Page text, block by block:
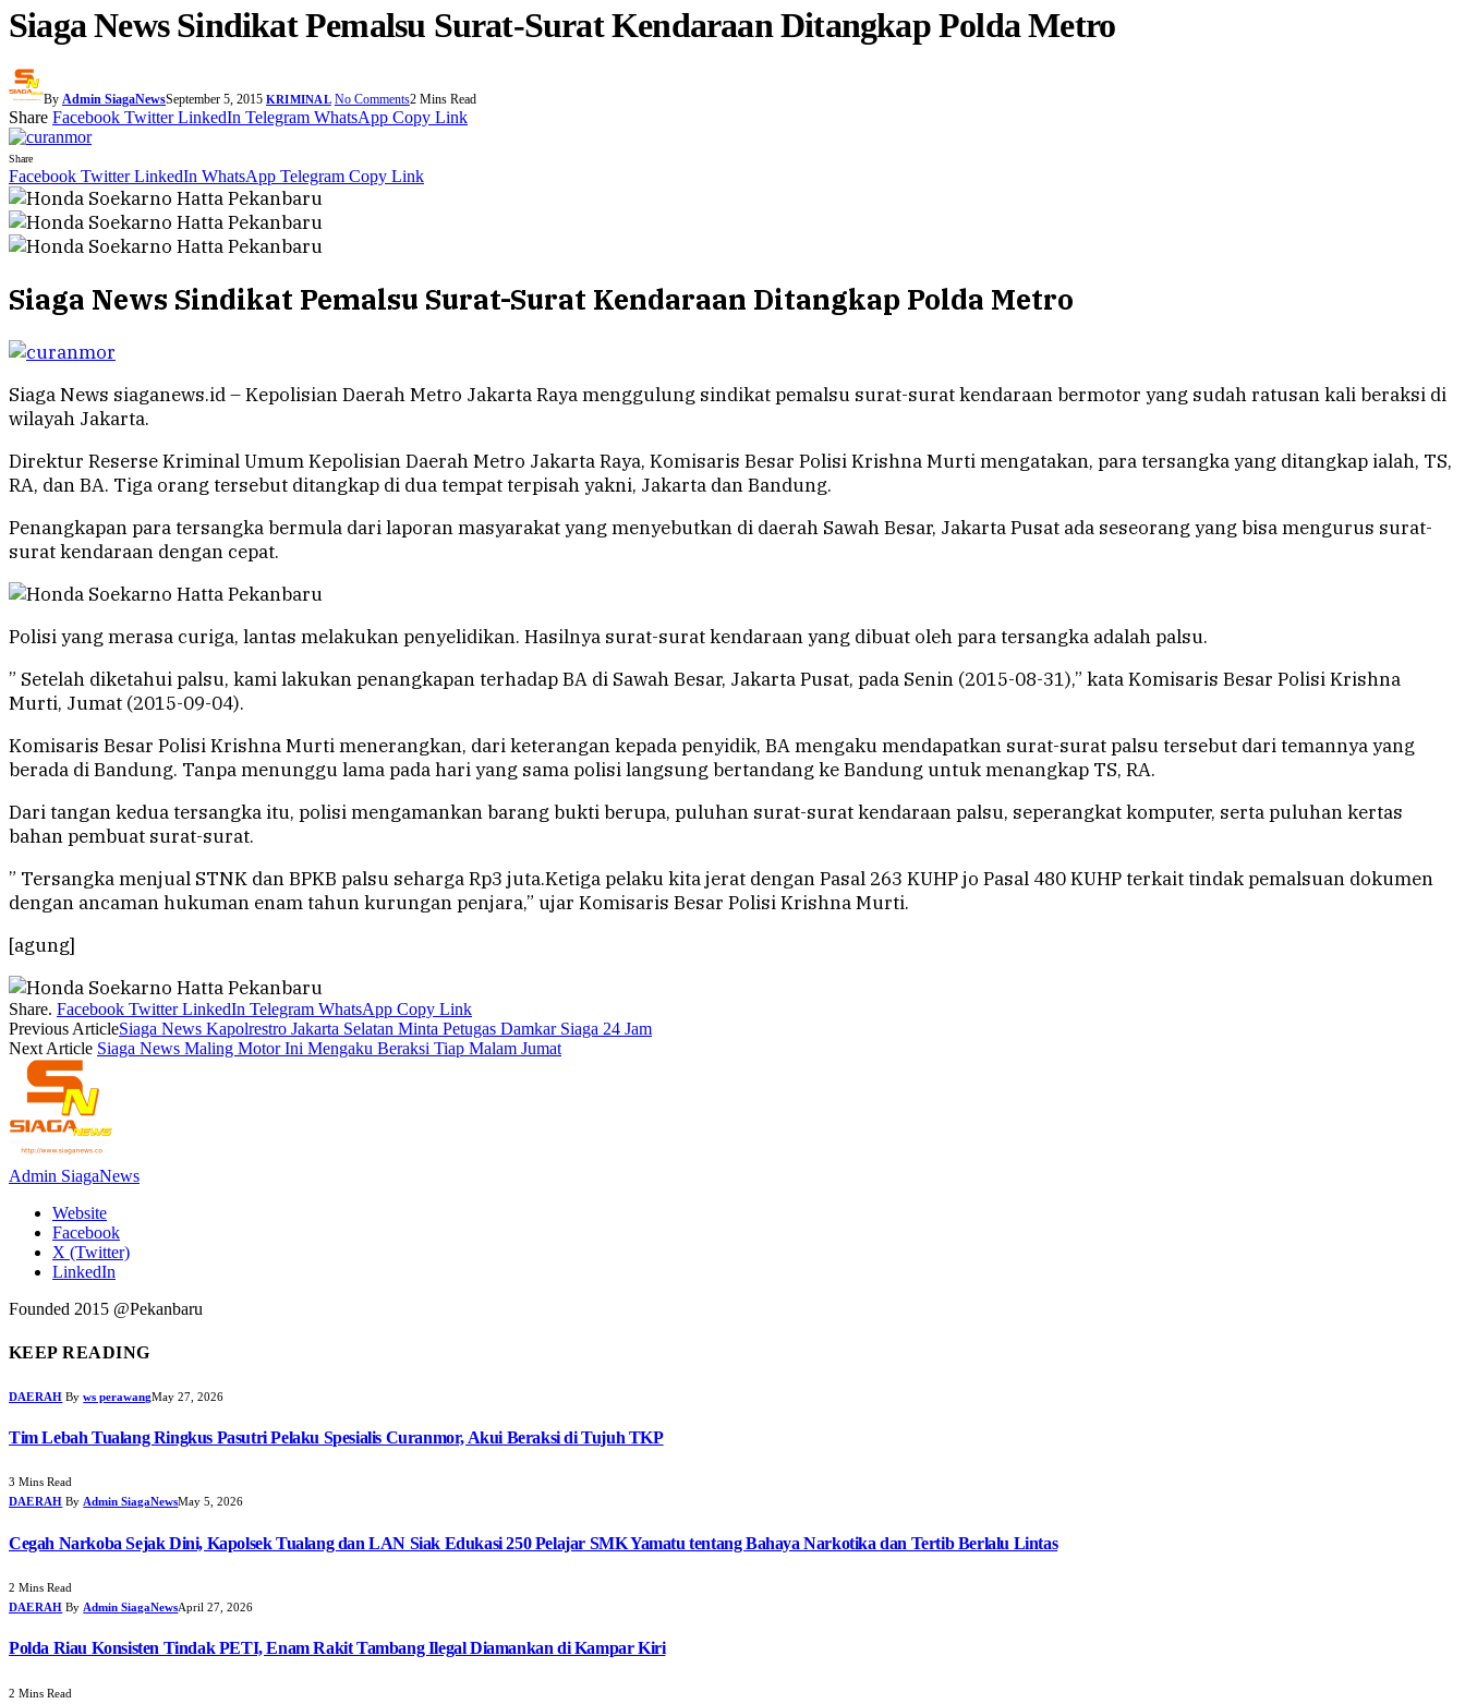
Siaga News Sindikat Pemalsu Surat-Surat Kendaraan Ditangkap Polda Metro
By Admin SiagaNewsSeptember 5, 2015 KRIMINAL No Comments2 Mins Read
Share Facebook Twitter LinkedIn Telegram WhatsApp Copy Link
Share
Facebook Twitter LinkedIn WhatsApp Telegram Copy Link
Siaga News Sindikat Pemalsu Surat-Surat Kendaraan Ditangkap Polda Metro
Siaga News siaganews.id – Kepolisian Daerah Metro Jakarta Raya menggulung sindikat pemalsu surat-surat kendaraan bermotor yang sudah ratusan kali beraksi di
wilayah Jakarta.
Direktur Reserse Kriminal Umum Kepolisian Daerah Metro Jakarta Raya, Komisaris Besar Polisi Krishna Murti mengatakan, para tersangka yang ditangkap ialah, TS,
RA, dan BA. Tiga orang tersebut ditangkap di dua tempat terpisah yakni, Jakarta dan Bandung.
Penangkapan para tersangka bermula dari laporan masyarakat yang menyebutkan di daerah Sawah Besar, Jakarta Pusat ada seseorang yang bisa mengurus surat-
surat kendaraan dengan cepat.
Polisi yang merasa curiga, lantas melakukan penyelidikan. Hasilnya surat-surat kendaraan yang dibuat oleh para tersangka adalah palsu.
” Setelah diketahui palsu, kami lakukan penangkapan terhadap BA di Sawah Besar, Jakarta Pusat, pada Senin (2015-08-31),” kata Komisaris Besar Polisi Krishna
Murti, Jumat (2015-09-04).
Komisaris Besar Polisi Krishna Murti menerangkan, dari keterangan kepada penyidik, BA mengaku mendapatkan surat-surat palsu tersebut dari temannya yang
berada di Bandung. Tanpa menunggu lama pada hari yang sama polisi langsung bertandang ke Bandung untuk menangkap TS, RA.
Dari tangan kedua tersangka itu, polisi mengamankan barang bukti berupa, puluhan surat-surat kendaraan palsu, seperangkat komputer, serta puluhan kertas
bahan pembuat surat-surat.
” Tersangka menjual STNK dan BPKB palsu seharga Rp3 juta.Ketiga pelaku kita jerat dengan Pasal 263 KUHP jo Pasal 480 KUHP terkait tindak pemalsuan dokumen
dengan ancaman hukuman enam tahun kurungan penjara,” ujar Komisaris Besar Polisi Krishna Murti.
[agung]
Share. Facebook Twitter LinkedIn Telegram WhatsApp Copy Link
Previous ArticleSiaga News Kapolrestro Jakarta Selatan Minta Petugas Damkar Siaga 24 Jam
Next Article Siaga News Maling Motor Ini Mengaku Beraksi Tiap Malam Jumat
Admin SiagaNews
Website
Facebook
X (Twitter)
LinkedIn
Founded 2015 @Pekanbaru
KEEP READING
DAERAH By ws perawangMay 27, 2026
Tim Lebah Tualang Ringkus Pasutri Pelaku Spesialis Curanmor, Akui Beraksi di Tujuh TKP
3 Mins Read
DAERAH By Admin SiagaNewsMay 5, 2026
Cegah Narkoba Sejak Dini, Kapolsek Tualang dan LAN Siak Edukasi 250 Pelajar SMK Yamatu tentang Bahaya Narkotika dan Tertib Berlalu Lintas
2 Mins Read
DAERAH By Admin SiagaNewsApril 27, 2026
Polda Riau Konsisten Tindak PETI, Enam Rakit Tambang Ilegal Diamankan di Kampar Kiri
2 Mins Read